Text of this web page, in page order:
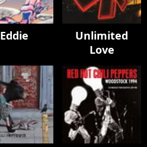
Eddie
Unlimited
Love